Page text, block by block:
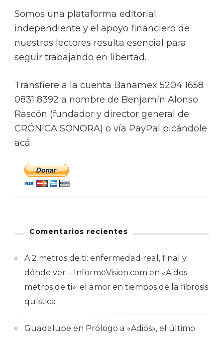
Somos una plataforma editorial
independiente y el apoyo financiero de
nuestros lectores resulta esencial para
seguir trabajando en libertad.
Transfiere a la cuenta Banamex 5204 1658
0831 8392 a nombre de Benjamín Alonso
Rascón (fundador y director general de
CRÓNICA SONORA) o vía PayPal picándole
acá:
Comentarios recientes
A 2 metros de ti: enfermedad real, final y
dónde ver – InformeVision.com en «A dos
metros de ti»: el amor en tiempos de la fibrosis
quística
Guadalupe en Prólogo a «Adiós», el último